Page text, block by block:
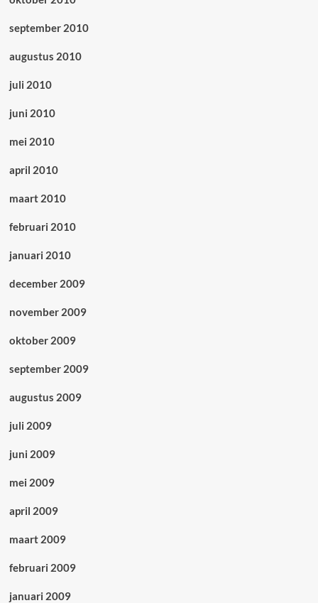
september 2010
augustus 2010
juli 2010
juni 2010
mei 2010
april 2010
maart 2010
februari 2010
januari 2010
december 2009
november 2009
oktober 2009
september 2009
augustus 2009
juli 2009
juni 2009
mei 2009
april 2009
maart 2009
februari 2009
januari 2009